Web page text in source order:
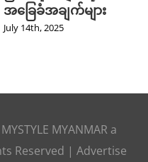
အခြေခံအချက်များ
July 14th, 2025
MYSTYLE MYANMAR a
Reserved | Advertise